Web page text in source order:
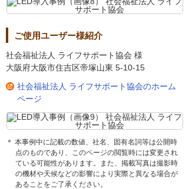
ご使用ユーザー様紹介
社会福祉法人 ライフサポート協会 様
大阪府大阪市住吉区帝塚山東 5-10-15
社会福祉法人 ライフサポート協会のホーム
ページ
＊ 本事例中に記載の数値、社名、固有名詞等は公開時
点のものであり、このページの閲覧時には変更され
ている可能性があります。また、掲載写真は撮影時
の機材や天候などの影響により実際と異なる場合が
あることをご了承ください。